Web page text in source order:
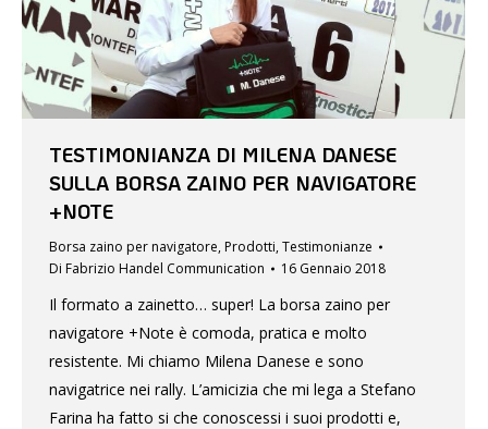
TESTIMONIANZA DI MILENA DANESE
SULLA BORSA ZAINO PER NAVIGATORE
+NOTE
Borsa zaino per navigatore, Prodotti,Testimonianze
Di Fabrizio Handel Communication 16 Gennaio 2018
Il formato a zainetto… super! La borsa zaino per
navigatore +Note è comoda, pratica e molto
resistente. Mi chiamo Milena Danese e sono
navigatrice nei rally. L’amicizia che mi lega a Stefano
Farina ha fatto si che conoscessi i suoi prodotti e,